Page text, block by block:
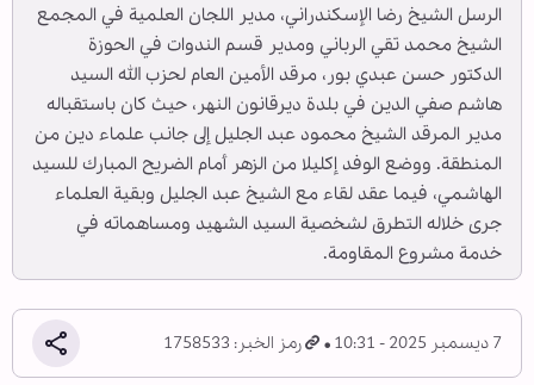
الرسل الشيخ رضا الإسكندراني، مدير اللجان العلمية في المجمع
الشيخ محمد تقي الرباني ومدير قسم الندوات في الحوزة
الدكتور حسن عبدي بور، مرقد الأمين العام لحزب الله السيد
هاشم صفي الدين في بلدة ديرقانون النهر، حيث كان باستقباله
مدير المرقد الشيخ محمود عبد الجليل إلى جانب علماء دين من
المنطقة. ووضع الوفد إكليلا من الزهر أمام الضريح المبارك للسيد
الهاشمي، فيما عقد لقاء مع الشيخ عبد الجليل وبقية العلماء
جرى خلاله التطرق لشخصية السيد الشهيد ومساهماته في
خدمة مشروع المقاومة.
7 ديسمبر 2025 - 10:31 رمز الخبر: 1758533